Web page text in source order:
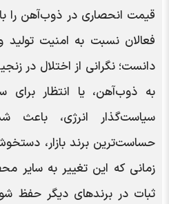
قیمت انحصاری در ذوب‌آهن را
فعالان نسبت به امنیت تولید
دانست؛ نگرانی از اختلال در
به ذوب‌آهن، یا انتظار
سیاست‌گذار انرژی، باعث
حساست‌ترین برند بازار،
زمانی که این تغییر به سایر
ثبات در برندهای دیگر حفظ